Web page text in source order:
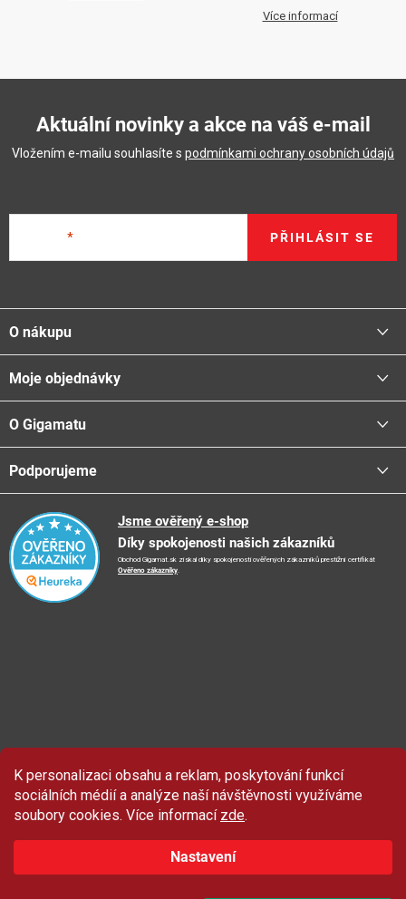
K personalizaci obsahu a reklam, poskytování funkcí
sociálních médií a analýze naší návštěvnosti využíváme
soubory cookies. Více informací zde.
Nastavení
Více informací
Aktuální novinky a akce na váš e-mail
Vložením e-mailu souhlasíte s podmínkami ochrany osobních údajů
PŘIHLÁSIT SE
á
p
a
O nákupu
Proč nakupovat u nás
Platba - možnosti
Centrála a odběrná místa
Reklamační řád
Vrácení zboží a reklamace
Doporučení při nákupu
Ochrana osobních údajů
Moje objednávky
Přihlásit
O Gigamatu
📞Kontakty
📺TV reklama
📝Blog
🤝 Partneři
Podporujeme
Podporujeme
🏨FN Bulovka
🏨Nemocnice Homolka
Jsme ověřený e-shop
Díky spokojenosti našich zákazníků
Obchod Gigamat.sk získal díky spokojenosti ověřených zákazníků prestižní certifikát
Ověřeno zákazníky.
Sleva 100 Kčna produkty značky Asist.